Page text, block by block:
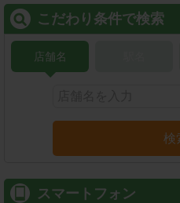
こだわり条件で検索
店舗名
検
スマートフォン